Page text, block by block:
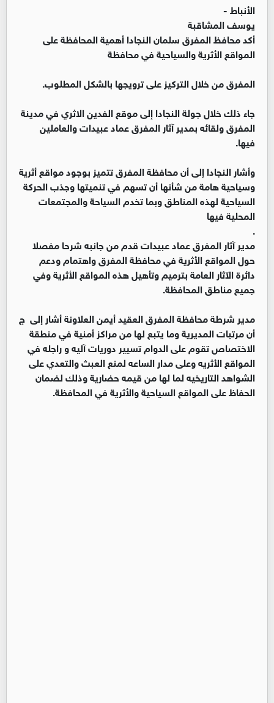
الأنباط -
يوسف المشاقبة
أكد محافظ المفرق سلمان النجادا أهمية المحافظة على
المواقع الأثرية والسياحية في محافظة
المفرق من خلال التركيز على ترويجها بالشكل المطلوب.
جاء ذلك خلال جولة النجادا إلى موقع الفدين الاثري في مدينة
المفرق ولقائه بمدير آثار المفرق عماد عبيدات والعاملين
فيها.
وأشار النجادا إلى أن محافظة المفرق تتميز بوجود مواقع أثرية
وسياحية هامة من شأنها أن تسهم في تنميتها وجذب الحركة
السياحية لهذه المناطق وبما تخدم السياحة والمجتمعات
المحلية فيها
.
مدير آثار المفرق عماد عبيدات قدم من جانبه شرحا مفصلا
حول المواقع الأثرية في محافظة المفرق واهتمام ودعم
دائرة الآثار العامة بترميم وتأهيل هذه المواقع الأثرية وفي
جميع مناطق المحافظة.
مدير شرطة محافظة المفرق العقيد أيمن العلاونة أشار إلى ج
أن مرتبات المديرية وما يتبع لها من مراكز أمنية في منطقة
الاختصاص تقوم على الدوام تسيير دوريات آليه و راجله في
المواقع الأثريه وعلى مدار الساعه لمنع العبث والتعدي على
الشواهد التاريخيه لما لها من قيمه حضارية وذلك لضمان
الحفاظ على المواقع السياحية والأثرية في المحافظة.